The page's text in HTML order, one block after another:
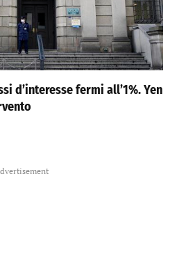
d’interesse fermi all’1%. Yen